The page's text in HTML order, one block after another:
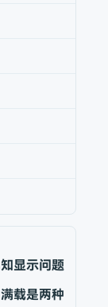
显示问题
载是两种